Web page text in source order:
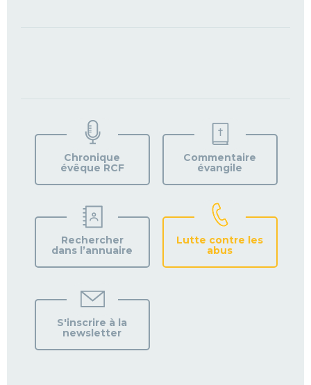
VOTRE
PAROISSE
Chronique
évêque RCF
Commentaire
évangile
Rechercher
dans l’annuaire
Lutte contre les
abus
S'inscrire à la
newsletter